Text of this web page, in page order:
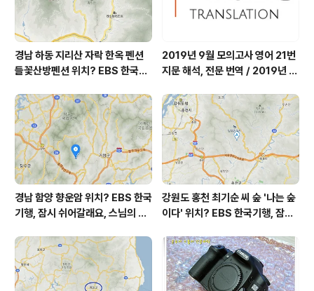
경남 하동 지리산 자락 한옥 펜션
들꽃산방펜션 위치? EBS 한국기
봄날, 하동 이태석 씨 하동군 화개
면 들꽃산방펜션 어디? / 경상남도
가볼 만한 곳, 화개장터
2019년 9월 모의고사 영어 21번
지문 해석, 전문 번역 / 2019년 9
역, 평가원 2019년 고3 9월 영어
영역 외국어영역 전문 해석, Engli
sh to Korean translation
경남 함양 향운암 위치? EBS 한국
기행, 잠시 쉬어갈래요, 스님의 어
상남도 함양군 가볼 만한 곳, 용추
계곡 향운암 명천스님, 덕유산 황
석산 거망산 기백산
강원도 홍천 최기순 씨 숲 '나는 숲
이다' 위치? EBS 한국기행, 잠시
군 최기순 씨 캠핑장 펜션 어디? /
강원도 홍천군 가볼 만한 곳, (구)
까르돈, kbs 인간극장